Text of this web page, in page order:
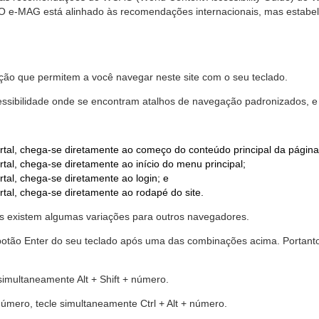
e-MAG está alinhado às recomendações internacionais, mas
que permitem a você navegar neste site com o seu teclado.
onde se encontram atalhos de navegação padronizados,
chega-se diretamente ao começo do conteúdo principal da
chega-se diretamente ao início do menu principal;
chega-se diretamente ao login; e
chega-se diretamente ao rodapé do site.
algumas variações para outros navegadores.
Enter do seu teclado após uma das combinações acima.
Alt + Shift + número.
tecle simultaneamente Ctrl + Alt + número.